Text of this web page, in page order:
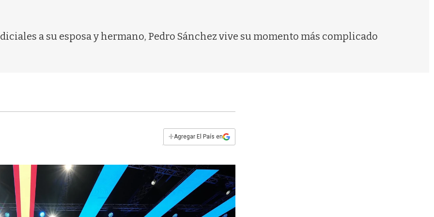
a su esposa y hermano, Pedro Sánchez vive su momento más complicado
+Agregar El País en